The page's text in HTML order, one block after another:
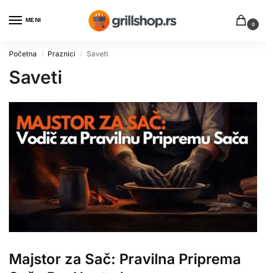
MENI
0
Početna / Praznici / Saveti
Saveti
Majstor za Sač: Pravilna Priprema